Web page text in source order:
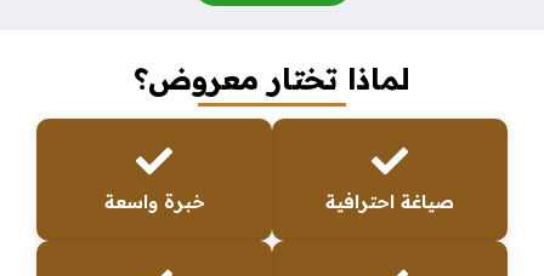
لماذا تختار معروض؟
صياغة احترافية خبرة واسعة